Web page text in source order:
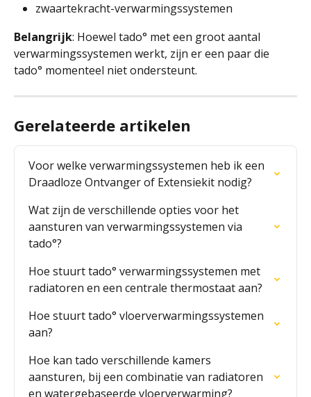
zwaartekracht-verwarmingssystemen
Belangrijk: Hoewel tado° met een groot aantal
verwarmingssystemen werkt, zijn er een paar die
tado° momenteel niet ondersteunt.
Gerelateerde artikelen
Voor welke verwarmingssystemen heb ik een
Draadloze Ontvanger of Extensiekit nodig?
Wat zijn de verschillende opties voor het
aansturen van verwarmingssystemen via
tado°?
Hoe stuurt tado° verwarmingssystemen met
radiatoren en een centrale thermostaat aan?
Hoe stuurt tado° vloerverwarmingssystemen
aan?
Hoe kan tado verschillende kamers
aansturen, bij een combinatie van radiatoren
en watergebaseerde vloerverwarming?